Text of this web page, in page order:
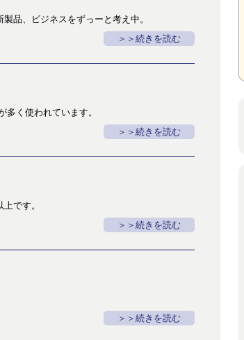
品、ビジネスをずっーと考え中。
＞続きを読む
多く使われています。
＞続きを読む
上です。
＞続きを読む
＞続きを読む